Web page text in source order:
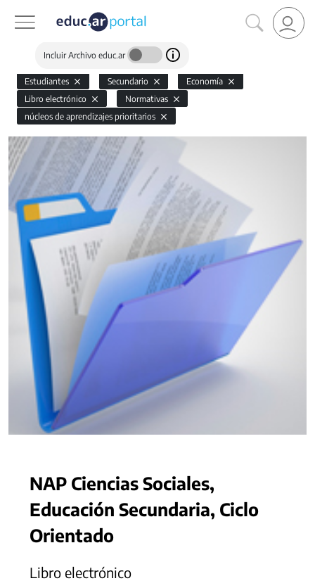
Incluir Archivo educ.ar
Estudiantes Secundario
Economía
Libro electrónico
Normativas
núcleos de aprendizajes prioritarios
NAP Ciencias Sociales,
Educación Secundaria, Ciclo
Orientado
Libro electrónico